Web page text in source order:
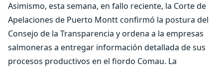
Asimismo, esta semana, en fallo reciente, la Corte de
Apelaciones de Puerto Montt confirmó la postura del
Consejo de la Transparencia y ordena a la empresas
salmoneras a entregar información detallada de sus
procesos productivos en el fiordo Comau. La